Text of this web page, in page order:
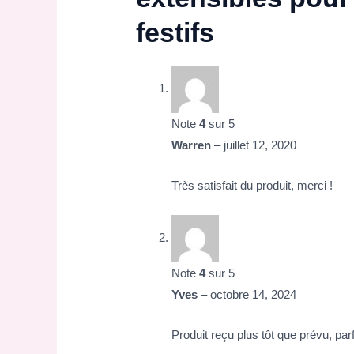
festifs
Note4sur 5
Warren– juillet 12, 2020
Très satisfait du produit, merci !
Note4sur 5
Yves– octobre 14, 2024
Produit reçu plus tôt que prévu,